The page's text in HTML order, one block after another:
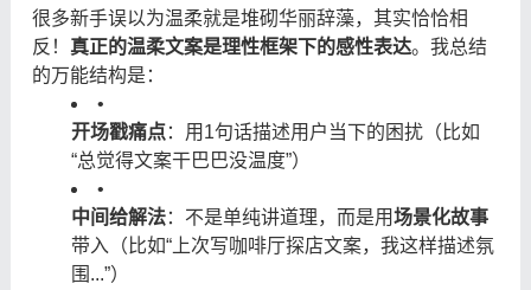
很多新手误以为温柔就是堆砌华丽辞藻，其实恰恰相
反！ 真正的温柔文案是理性框架下的感性表达。我总结
的万能结构是：
•
开场戳痛点：用1句话描述用户当下的困扰（比如
“总觉得文案干巴巴没温度”）
•
中间给解法：不是单纯讲道理，而是用场景化故事
带入（比如“上次写咖啡厅探店文案，我这样描述氛
围...”）